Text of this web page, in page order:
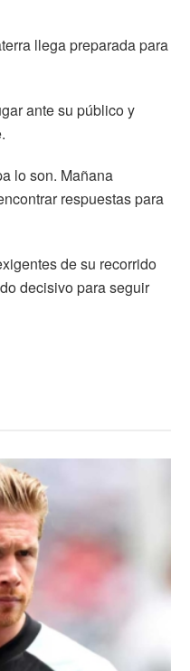
llega preparada para
ante su público y
lo son. Mañana
respuestas para
de su recorrido
decisivo para seguir